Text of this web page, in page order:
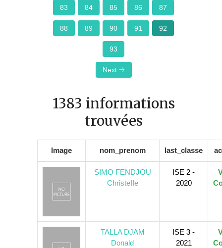
83 84 85 86 87
88 89 90 91 92
93
Next
1383 informations
trouvées
Image nom_prenom last_classe
SIMO FENDJOU
ChristeIIe
ISE 2 -
2020
TALLA DJAM
Donald
ISE 3 -
2021